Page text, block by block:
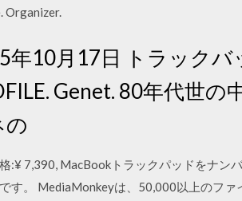
Organizer.
年10月17日 トラックバ
Genet. 80年代世
の
:¥ 7,390, MacBookトラックパッドをナン
す。 MediaMonkeyは、50,000以上のフ